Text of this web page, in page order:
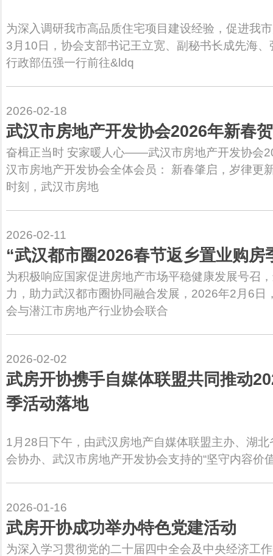
为深入调研我市高品质住宅项目建设经验，促进我
3月10日，协会支部书记王立宽、副秘书长成先海
行政部伍强一行前往&ldq
2026-02-18
武汉市房地产开发协会2026年新春
奋楫正当时 安家暖人心——武汉市房地产开发协会
汉市房地产开发协会全体会员： 新春肇启，岁律更
时刻，武汉市房地
2026-02-11
“武汉都市圈2026春节返乡置业购房
为积极响应国家促进房地产市场平稳健康发展号召
力，助力武汉都市圈协同融合发展，2026年2月6日
会与潜江市房地产行业协会联合
2026-02-02
武房开协携手自媒体联盟共同推动
季活动落地
1月28日下午，由武汉房地产自媒体联盟主办、湖
会协办、武汉市房地产开发协会支持的“坚守内容
2026-01-16
武房开协成功举办特色党建活动
为深入学习贯彻党的二十届四中全会及中央经济工